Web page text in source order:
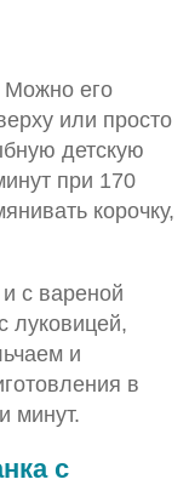
Можно его
или просто
детскую
при 170
корочку,
с вареной
луковицей,
и
в
минут.
с